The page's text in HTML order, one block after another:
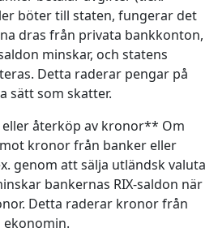
böter till staten, fungerar det
dras från privata bankkonton,
minskar, och statens
Detta raderar pengar på
sätt som skatter.
återköp av kronor** Om
kronor från banker eller
genom att sälja utländsk valuta
bankernas RIX-saldon när
Detta raderar kronor från
ekonomin.